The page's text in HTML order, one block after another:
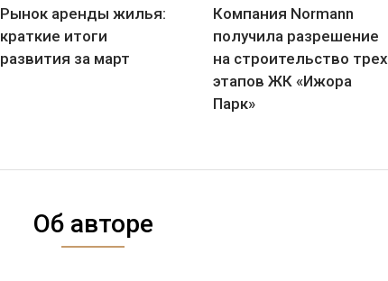
Рынок аренды жилья:
краткие итоги
развития за март
Компания Normann
получила разрешение
на строительство трех
этапов ЖК «Ижора
Парк»
Об авторе